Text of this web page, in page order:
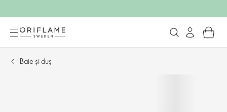
Baie și duș